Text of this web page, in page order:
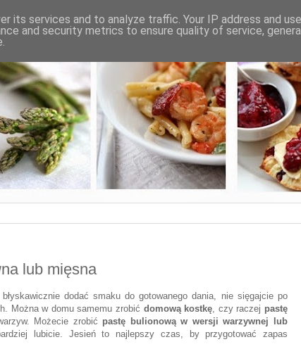
lub mięsna
dodać smaku do gotowanego dania, nie sięgajcie po
Można w domu samemu zrobić domową kostkę, czy raczej pastę
Możecie zrobić pastę bulionową w wersji warzywnej lub
lubicie. Jesień to najlepszy czas, by przygotować zapas
its services and to analyze traffic. Your IP address and
and security metrics to ensure quality of service,